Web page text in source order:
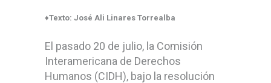
♦Texto: José Ali Linares Torrealba
El pasado 20 de julio, la Comisión
Interamericana de Derechos
Humanos (CIDH), bajo la resolución